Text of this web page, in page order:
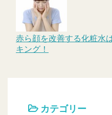
赤ら顔を改善する化粧水
キング！
カテゴリー